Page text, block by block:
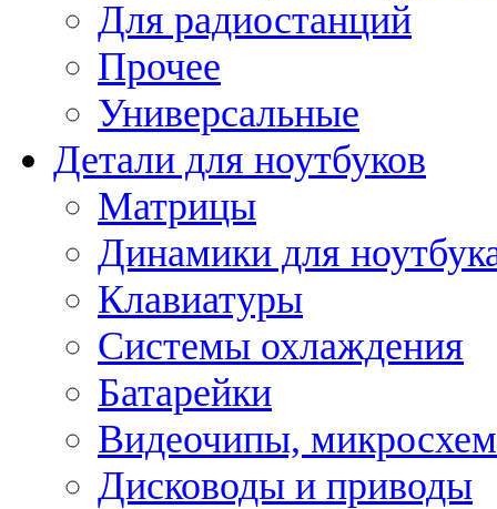
Для радиостанций
Прочее
Универсальные
Детали для ноутбуков
Матрицы
Динамики для
Клавиатуры
Системы охлаждения
Батарейки
Видеочипы,
Дисководы и приводы